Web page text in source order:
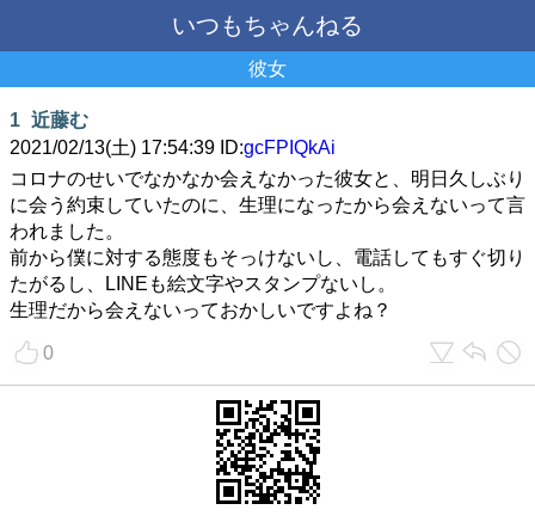
いつもちゃんねる
彼女
1 近藤む
2021/02/13(土) 17:54:39 ID:gcFPIQkAi
コロナのせいでなかなか会えなかった彼女と、明日久しぶり
に会う約束していたのに、生理になったから会えないって言
われました。
前から僕に対する態度もそっけないし、電話してもすぐ切り
たがるし、LINEも絵文字やスタンプないし。
生理だから会えないっておかしいですよね？
0